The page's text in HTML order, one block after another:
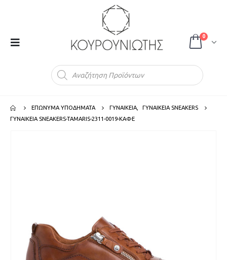
0
ΕΠΩΝΥΜΑ ΥΠΟΔΗΜΑΤΑ ΓΥΝΑΙΚΕΙΑ
ΓΥΝΑΙΚΕΙΑ SNEAKERS
ΓΥΝΑΙΚΕΙΑ SNEAKERS-TAMARIS-2311-0019-ΚΑΦΕ